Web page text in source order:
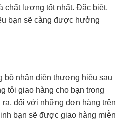
chất lượng tốt nhất. Đặc biệt,
bạn sẽ càng được hưởng
bộ nhận diện thương hiệu sau
tôi giao hàng cho bạn trong
đối với những đơn hàng trên
bạn sẽ được giao hàng miễn